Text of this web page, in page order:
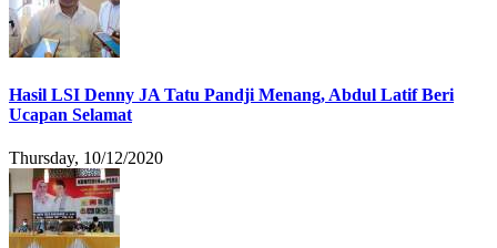
Hasil LSI Denny JA Tatu Pandji Menang, Abdul Latif Beri
Ucapan Selamat
Thursday, 10/12/2020